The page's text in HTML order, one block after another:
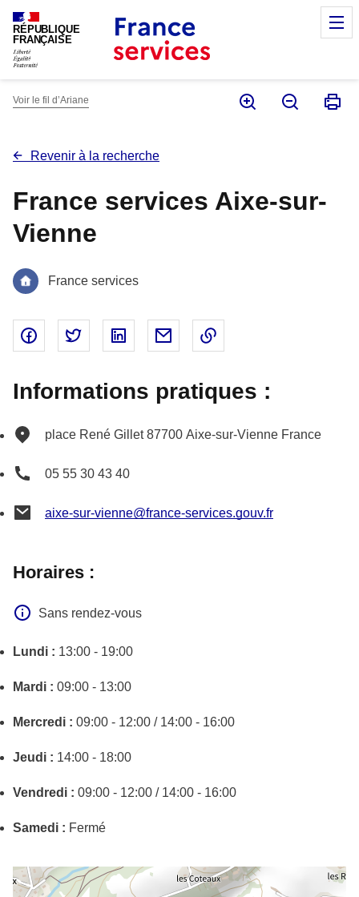
RÉPUBLIQUE
FRANÇAISE
Voir le fil d’Ariane
Revenir à la recherche
France services Aixe-sur-
Vienne
France services
Partager sur Facebook - nouvelle fenêtre
Partager sur Twitter - nouvelle fenêtre
Partager sur Linked In - nouvelle
Partager par email - nouvelle
Informations pratiques :
place René Gillet 87700 Aixe-sur-Vienne France
05 55 30 43 40
aixe-sur-vienne@france-services.gouv.fr
Horaires :
Sans rendez-vous
Lundi : 13:00 - 19:00
Mardi : 09:00 - 13:00
Mercredi : 09:00 - 12:00 / 14:00 - 16:00
Jeudi : 14:00 - 18:00
Vendredi : 09:00 - 12:00 / 14:00 - 16:00
Samedi : Fermé